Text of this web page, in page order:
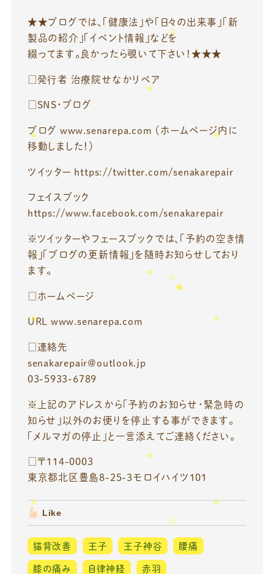
★★ブログでは、「健康法」や「日々の出来事」「新
製品の紹介」「イベント情報」などを
綴ってます。良かったら覗いて下さい！★★★
□発行者 治療院せなかリペア
□SNS・ブログ
ブログ www.senarepa.com （ホームページ内に
移動しました！）
ツイッター https://twitter.com/senakarepair
フェイスブック
https://www.facebook.com/senakarepair
※ツイッターやフェースブックでは、「予約の空き情
報」「ブログの更新情報」を随時お知らせしており
ます。
□ホームページ
URL www.senarepa.com
□連絡先
senakarepair@outlook.jp
03-5933-6789
※上記のアドレスから「予約のお知らせ・緊急時の
知らせ」以外のお便りを停止する事ができます。
「メルマガの停止」と一言添えてご連絡ください。
□〒114-0003
東京都北区豊島8-25-3モロイハイツ101
Like
猫背改善 王子 王子神谷 腰痛
膝の痛み 自律神経 赤羽